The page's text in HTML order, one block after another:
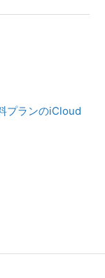
プランのiCloud